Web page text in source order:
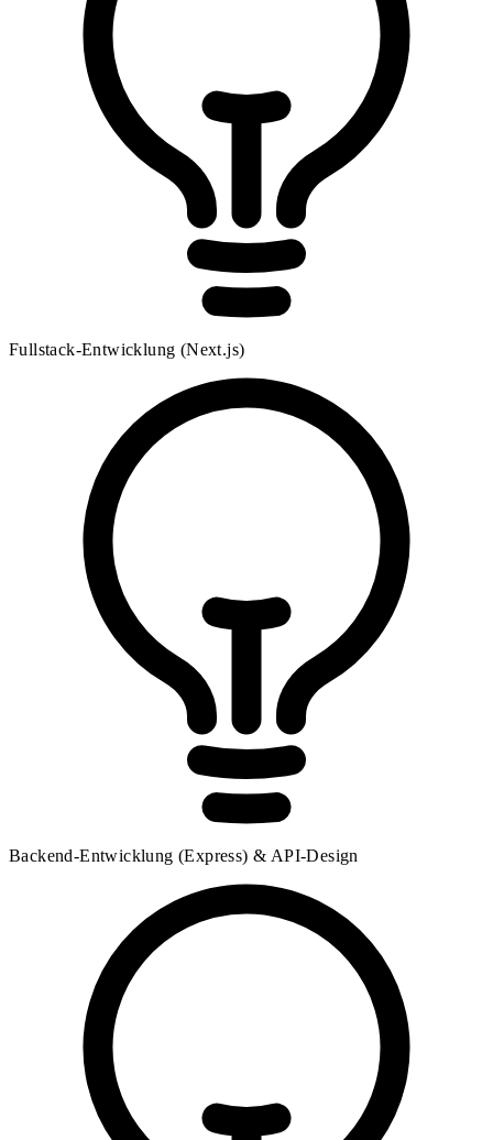
Fullstack-Entwicklung (Next.js)
Backend-Entwicklung (Express) & API-Design